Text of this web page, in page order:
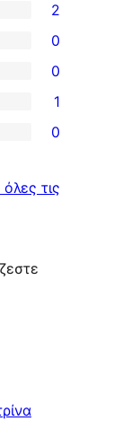
2
0
0
1
0
όλες τις